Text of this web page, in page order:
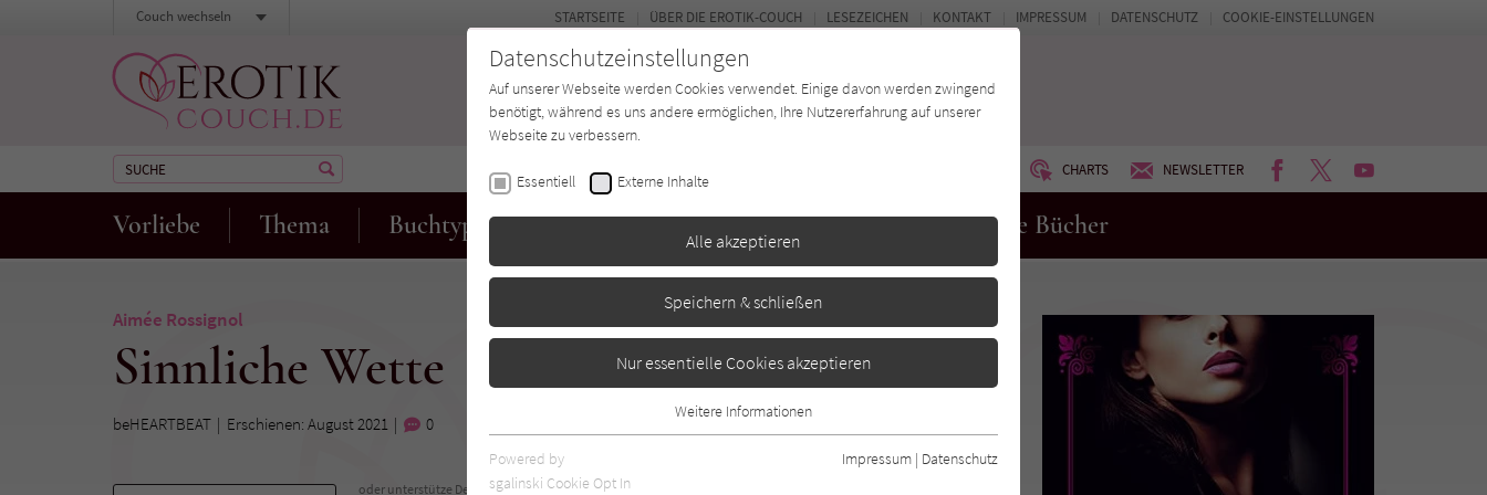
CHARTS NEWSLETTER FACEBOOKTWITTERYOUTUBE
Vorliebe Thema Buchtyp Autor*in Verlage Magazin Neue Bücher
STARTSEITE ÜBER DIE EROTIK-COUCH LESEZEICHEN KONTAKT IMPRESSUM DATENSCHUTZ COOKIE-EINSTELLUNGEN
Couch wechseln
Aimée Rossignol
Sinnliche Wette
beHEARTBEAT Erschienen: August 2021 0
oder unterstütze Deinen
Datenschutzeinstellungen
Auf unserer Webseite werden Cookies verwendet. Einige davon werden zwingend
benötigt, während es uns andere ermöglichen, Ihre Nutzererfahrung auf unserer
Webseite zu verbessern.
Essentiell Externe Inhalte
Alle akzeptieren
Speichern & schließen
Nur essentielle Cookies akzeptieren
Essentielle Cookies werden für grundlegende Funktionen der Webseite
benötigt. Dadurch ist gewährleistet, dass die Webseite einwandfrei
Weitere Informationen
Powered by
sgalinski Cookie Opt In
Impressum | Datenschutz